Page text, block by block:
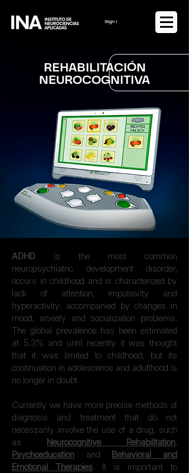
Sign in or Register
REHABILITACIÓN
NEUROCOGNITIVA
ADHD is the most common
neuropsychiatric development disorder,
occurs in childhood and is characterized by
lack of attention, impulsivity and
hyperactivity; accompanied by changes in
mood, anxiety and socialization problems.
The global prevalence has been estimated
at 5.3% and until recently it was thought
that it was limited to childhood, but its
continuation in adolescence and adulthood is
no longer in doubt.
Currently we have more precise methods of
diagnosis and treatment that do not
necessarily involve the use of a drug, such
as Neurocognitive Rehabilitation,
Psychoeducation and Behavioral and
Emotional Therapies. It is important to